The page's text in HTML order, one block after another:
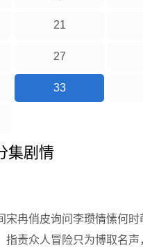
21
27
33
集剧情
宋冉俏皮询问李瓒情愫何
指责众人冒险只为博取名